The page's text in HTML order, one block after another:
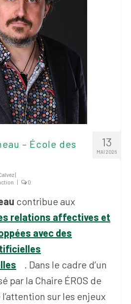
13
MAI 2026
– École des
|
| 0
contribue aux
relations affectives et
avec des
. Dans le cadre d’un
par la Chaire ÉROS de
l’attention sur les enjeux